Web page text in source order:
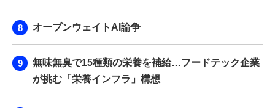
オープンウェイトAI論争
無味無臭で15種類の栄養を補給…フードテック企業
が挑む「栄養インフラ」構想